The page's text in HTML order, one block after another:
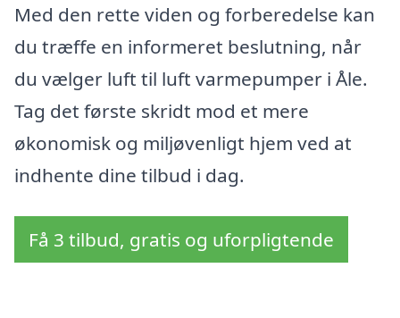
Med den rette viden og forberedelse kan
du træffe en informeret beslutning, når
du vælger luft til luft varmepumper i Åle.
Tag det første skridt mod et mere
økonomisk og miljøvenligt hjem ved at
indhente dine tilbud i dag.
Få 3 tilbud, gratis og uforpligtende